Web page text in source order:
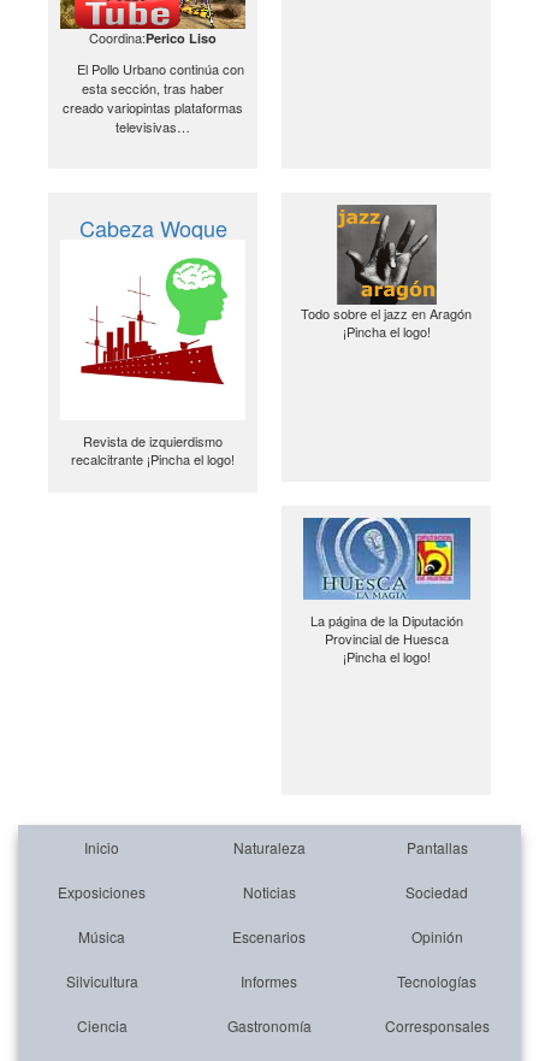
Coordina:Perico Liso
El Pollo Urbano continúa con
esta sección, tras haber
creado variopintas plataformas
televisivas…
Cabeza Woque
Revista de izquierdismo
recalcitrante ¡Pincha el logo!
Todo sobre el jazz en Aragón
¡Pincha el logo!
La página de la Diputación
Provincial de Huesca
¡Pincha el logo!
Inicio Naturaleza Pantallas
Exposiciones Noticias Sociedad
Música Escenarios Opinión
Silvicultura Informes Tecnologías
Ciencia Gastronomía Corresponsales